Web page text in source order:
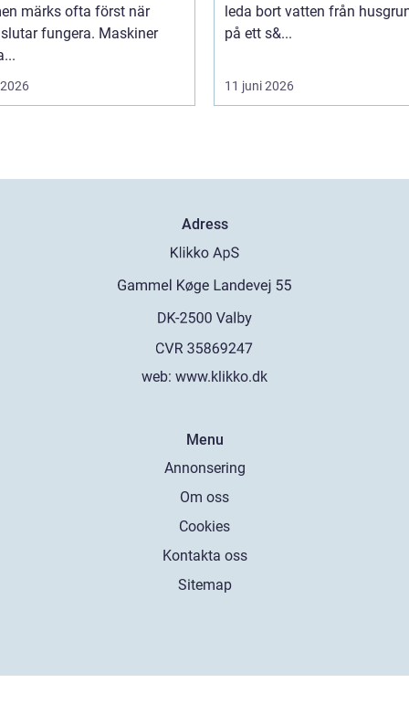
märks ofta först när
fungera. Maskiner
leda bort vatten från
på ett s&...
11 juni 2026
Adress
web: www.klikko.dk
Menu
Annonsering
Om oss
Cookies
Kontakta oss
Sitemap